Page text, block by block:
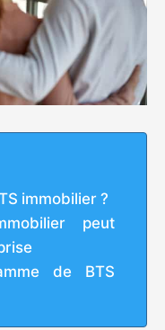
immobilier ?
peut
de BTS